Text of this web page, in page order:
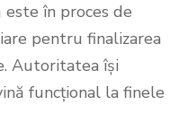
este în proces de
pentru finalizarea
Autoritatea își
funcțional la finele